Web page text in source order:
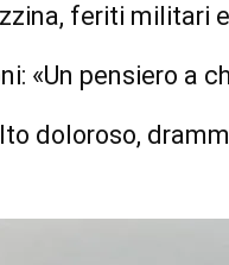
feriti militari
«Un pensiero a
doloroso,